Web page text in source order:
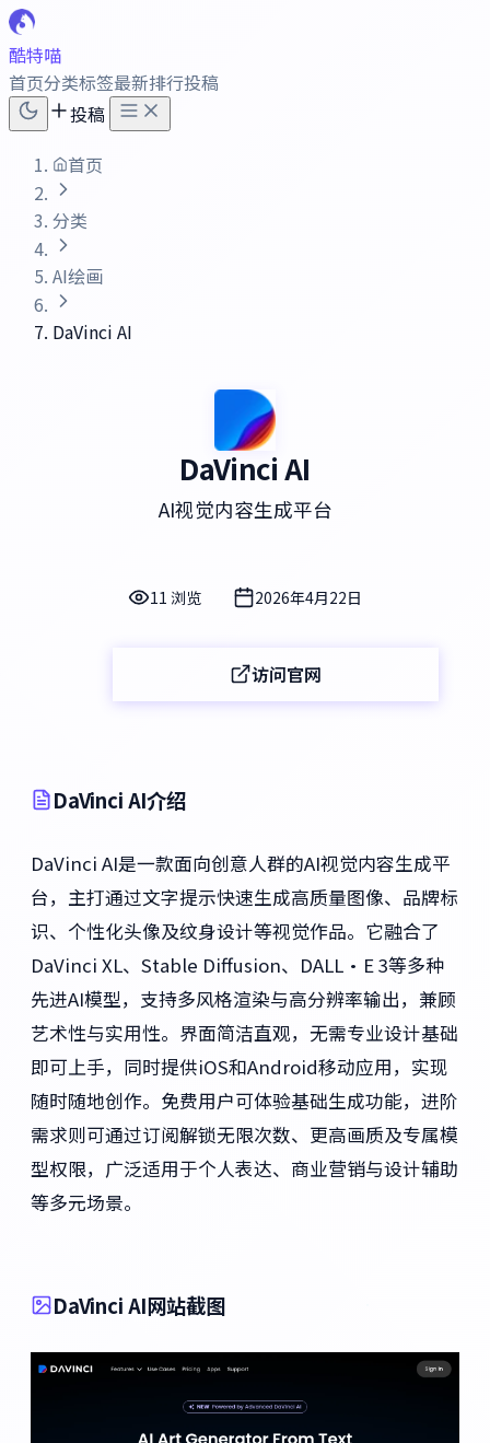
酷特喵
首页分类标签最新排行投稿
投稿
首页
分类
AI绘画
DaVinci AI
DaVinci AI
AI视觉内容生成平台
11 浏览 2026年4月22日
访问官网
DaVinci AI介绍
DaVinci AI是一款面向创意人群的AI视觉内容生成平
台，主打通过文字提示快速生成高质量图像、品牌标
识、个性化头像及纹身设计等视觉作品。它融合了
DaVinci XL、Stable Diffusion、DALL·E 3等多种
先进AI模型，支持多风格渲染与高分辨率输出，兼顾
艺术性与实用性。界面简洁直观，无需专业设计基础
即可上手，同时提供iOS和Android移动应用，实现
随时随地创作。免费用户可体验基础生成功能，进阶
需求则可通过订阅解锁无限次数、更高画质及专属模
型权限，广泛适用于个人表达、商业营销与设计辅助
等多元场景。
DaVinci AI网站截图